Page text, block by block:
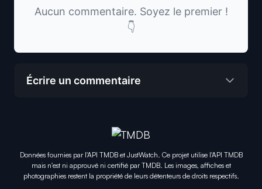
Aucun commentaire. Soyez le premier !
👇
Écrire un commentaire
Données fournies par l'API TMDB et JustWatch. Ce projet utilise l'API TMDB
mais n'est ni approuvé ni certifié par TMDB. Les images, affiches et
photographies restent la propriété de leurs détenteurs de droits respectifs.